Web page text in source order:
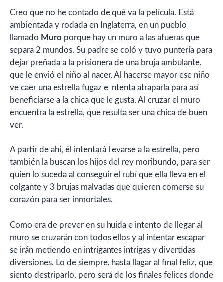
Creo que no he contado de qué va la película. Está
ambientada y rodada en Inglaterra, en un pueblo
llamado Muro porque hay un muro a las afueras que
separa 2 mundos. Su padre se coló y tuvo puntería para
dejar preñada a la prisionera de una bruja ambulante,
que le envió el niño al nacer. Al hacerse mayor ese niño
ve caer una estrella fugaz e intenta atraparla para así
beneficiarse a la chica que le gusta. Al cruzar el muro
encuentra la estrella, que resulta ser una chica de buen
ver.
A partir de ahí, él intentará llevarse a la estrella, pero
también la buscan los hijos del rey moribundo, para ser
quien lo suceda al conseguir el rubí que ella lleva en el
colgante y 3 brujas malvadas que quieren comerse su
corazón para ser inmortales.
Como era de prever en su huida e intento de llegar al
muro se cruzarán con todos ellos y al intentar escapar
se irán metiendo en intrigantes intrigas y divertidas
diversiones. Lo de siempre, hasta llagar al final feliz, que
siento destriparlo, pero será de los finales felices donde